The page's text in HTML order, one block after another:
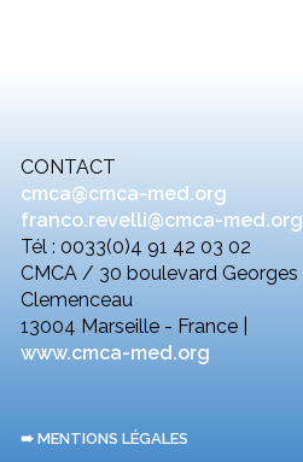
CONTACT
cmca@cmca-med.org
franco.revelli@cmca-med.org
Tél : 0033(0)4 91 42 03 02
CMCA / 30 boulevard Georges
Clemenceau
13004 Marseille - France |
www.cmca-med.org
➠ MENTIONS LÉGALES